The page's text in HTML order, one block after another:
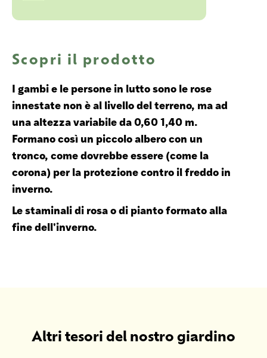
Scopri il prodotto
I gambi e le persone in lutto sono le rose
innestate non è al livello del terreno, ma ad
una altezza variabile da 0,60 1,40 m.
Formano così un piccolo albero con un
tronco, come dovrebbe essere (come la
corona) per la protezione contro il freddo in
inverno.
Le staminali di rosa o di pianto formato alla
fine dell'inverno.
Altri tesori del nostro giardino